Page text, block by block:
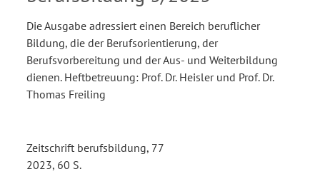
Die Ausgabe adressiert einen Bereich beruflicher
Bildung, die der Berufsorientierung, der
Berufsvorbereitung und der Aus- und Weiterbildung
dienen. Heftbetreuung: Prof. Dr. Heisler und Prof. Dr.
Thomas Freiling
Zeitschrift berufsbildung, 77
2023, 60 S.